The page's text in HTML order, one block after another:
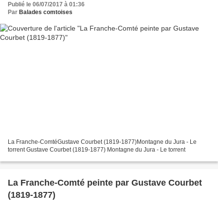
Publié le 06/07/2017 à 01:36
Par Balades comtoises
La Franche-ComtéGustave Courbet (1819-1877)Montagne du Jura - Le
torrent Gustave Courbet (1819-1877) Montagne du Jura - Le torrent
La Franche-Comté peinte par Gustave Courbet
(1819-1877)